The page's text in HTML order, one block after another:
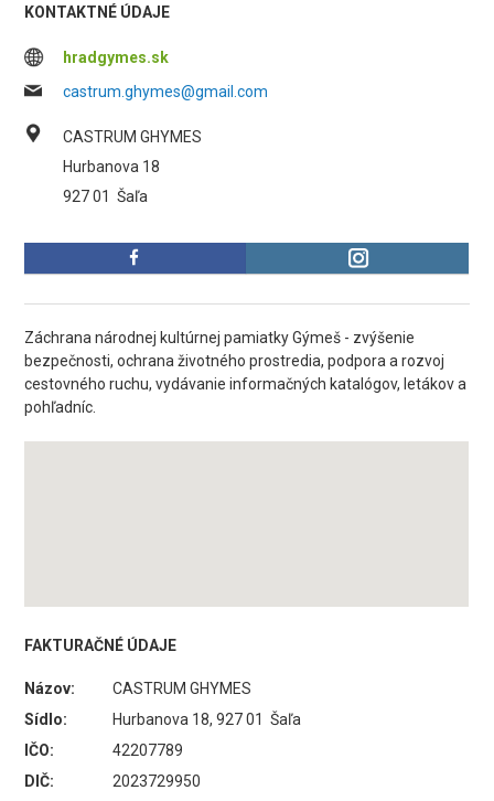
KONTAKTNÉ ÚDAJE
hradgymes.sk
castrum.ghymes@gmail.com
CASTRUM GHYMES
Hurbanova 18
927 01 Šaľa
Záchrana národnej kultúrnej pamiatky Gýmeš - zvýšenie
bezpečnosti, ochrana životného prostredia, podpora a rozvoj
cestovného ruchu, vydávanie informačných katalógov, letákov a
pohľadníc.
FAKTURAČNÉ ÚDAJE
Názov:
CASTRUM GHYMES
Sídlo:
Hurbanova 18, 927 01 Šaľa
IČO:
42207789
DIČ:
2023729950